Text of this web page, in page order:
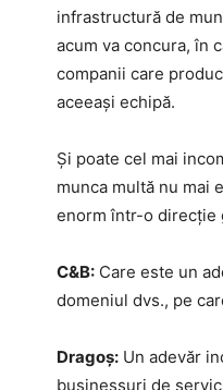
infrastructură de
acum va concura, în
companii care
aceeași echipă.
Și poate cel mai
munca multă nu mai
enorm într-o direcție
C&B: Care este un
domeniul dvs., pe
Dragoș: Un adevăr
businessuri de